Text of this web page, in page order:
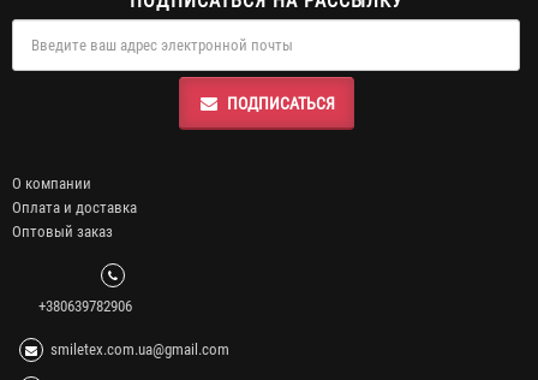
ПОДПИСАТЬСЯ
О компании
Оплата и доставка
Оптовый заказ
+380639782906
smiletex.com.ua@gmail.com